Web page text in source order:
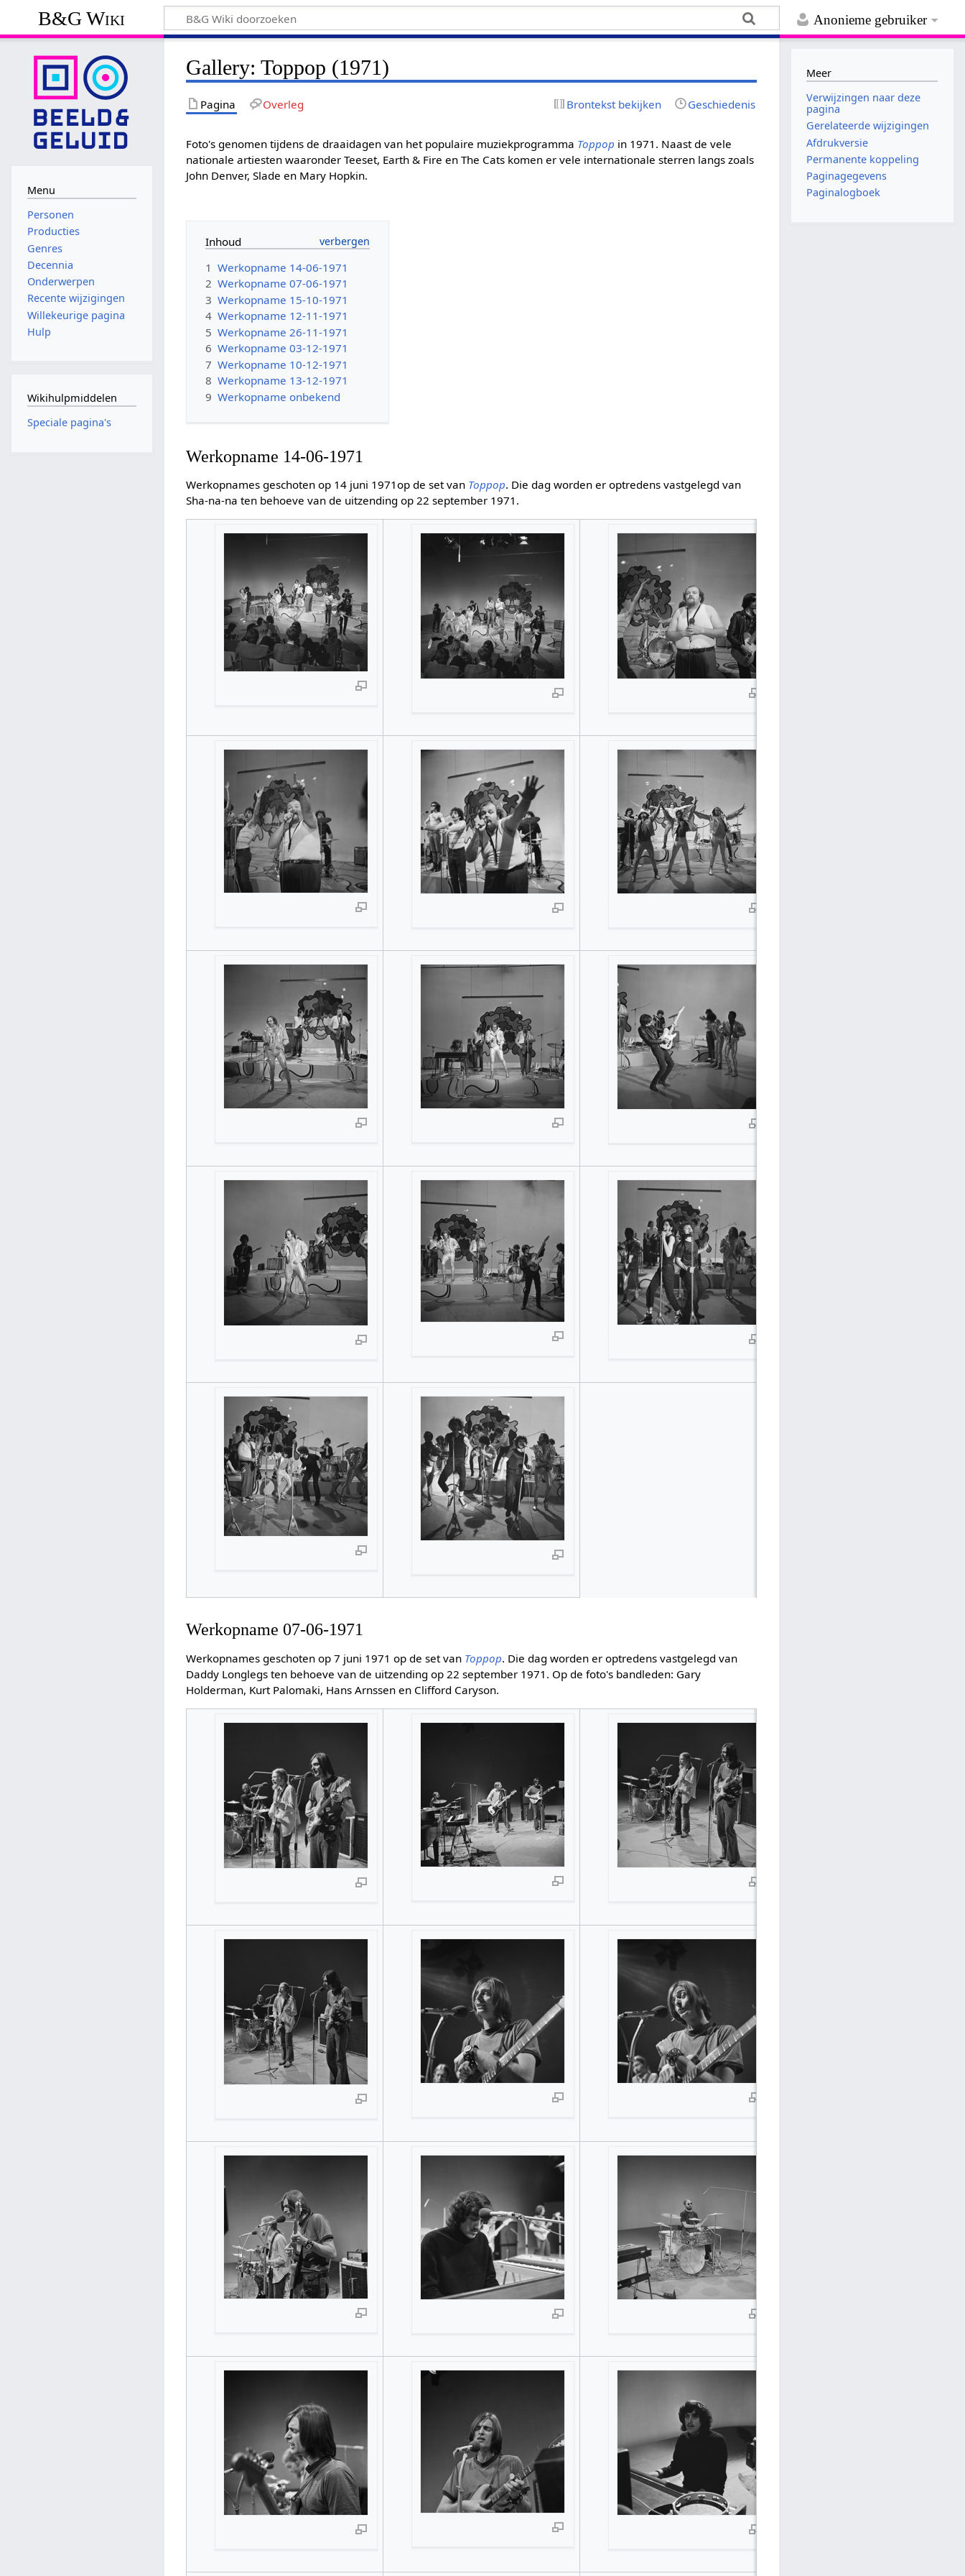
Anonieme gebruiker
B&G Wiki
Gallery: Toppop (1971)
Pagina Overleg Brontekst bekijken Geschiedenis
Foto's genomen tijdens de draaidagen van het populaire muziekprogramma Toppop in 1971. Naast de vele
nationale artiesten waaronder Teeset, Earth & Fire en The Cats komen er vele internationale sterren langs zoals
John Denver, Slade en Mary Hopkin.
Inhoud
1 Werkopname 14-06-1971
2 Werkopname 07-06-1971
3 Werkopname 15-10-1971
4 Werkopname 12-11-1971
5 Werkopname 26-11-1971
6 Werkopname 03-12-1971
7 Werkopname 10-12-1971
8 Werkopname 13-12-1971
9 Werkopname onbekend
Werkopname 14-06-1971
Werkopnames geschoten op 14 juni 1971op de set van Toppop. Die dag worden er optredens vastgelegd van
Sha-na-na ten behoeve van de uitzending op 22 september 1971.
Werkopname 07-06-1971
Werkopnames geschoten op 7 juni 1971 op de set van Toppop. Die dag worden er optredens vastgelegd van
Daddy Longlegs ten behoeve van de uitzending op 22 september 1971. Op de foto's bandleden: Gary
Holderman, Kurt Palomaki, Hans Arnssen en Clifford Caryson.
Menu
Personen
Producties
Genres
Decennia
Onderwerpen
Recente wijzigingen
Willekeurige pagina
Hulp
Wikihulpmiddelen
Speciale pagina's
Meer
Verwijzingen naar deze
pagina
Gerelateerde wijzigingen
Afdrukversie
Permanente koppeling
Paginagegevens
Paginalogboek